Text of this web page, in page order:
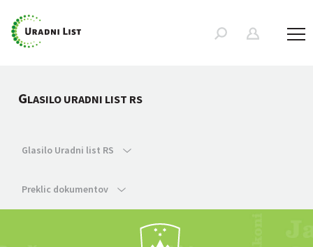
GLASILO URADNI LIST RS
Glasilo Uradni list RS
Preklic dokumentov